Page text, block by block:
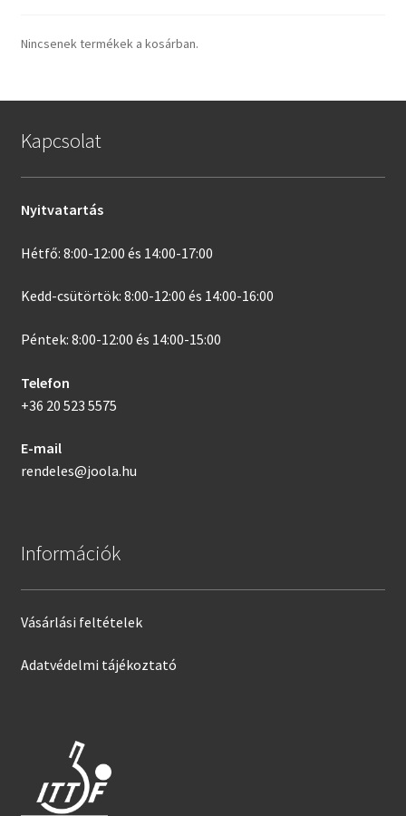
Nincsenek termékek a kosárban.
Kapcsolat
Nyitvatartás
Hétfő: 8:00-12:00 és 14:00-17:00
Kedd-csütörtök: 8:00-12:00 és 14:00-16:00
Péntek: 8:00-12:00 és 14:00-15:00
Telefon
+36 20 523 5575
E-mail
rendeles@joola.hu
Információk
Vásárlási feltételek
Adatvédelmi tájékoztató